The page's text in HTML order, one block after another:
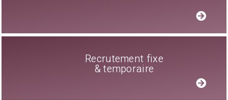
Recrutement fixe
& temporaire